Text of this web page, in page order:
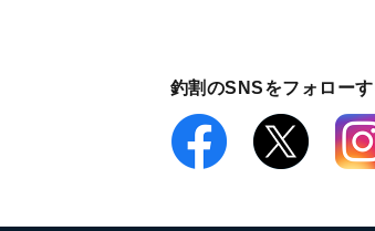
釣割のSNSをフォロー